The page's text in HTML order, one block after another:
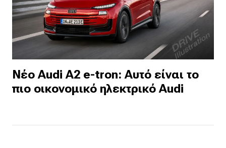
Νέο Audi A2 e-tron: Αυτό είναι το
πιο οικονομικό ηλεκτρικό Audi